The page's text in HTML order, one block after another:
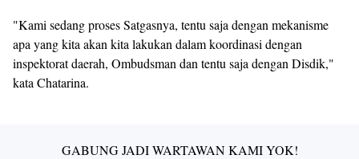
"Kami sedang proses Satgasnya, tentu saja dengan mekanisme
apa yang kita akan kita lakukan dalam koordinasi dengan
inspektorat daerah, Ombudsman dan tentu saja dengan Disdik,"
kata Chatarina.
GABUNG JADI WARTAWAN KAMI YOK!